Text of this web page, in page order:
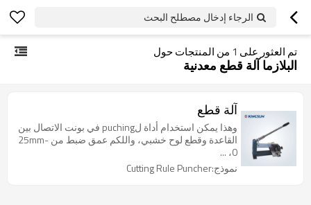
الرجاء إدخال مصطلح البحث
تم العثور على 1 من المنتجات حول
البلازما آلة قطع معدنية
آلة قطع
وهذا يمكن استخدام أداة لpuching في بونت الاتصال بين
القاعدة وقطع لوح خشبي، واللكم عمق ضبط من 25mm-
0، ...
نموذج:Cutting Rule Puncher